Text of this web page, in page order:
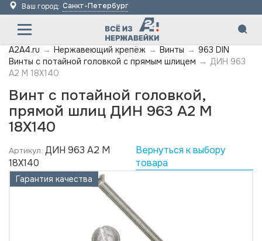
Ваш город: Санкт-Петербург
A2A4.ru → Нержавеющий крепёж → Винты → 963 DIN
Винты с потайной головкой с прямым шлицем → ДИН 963
А2 M 18X140
Винт с потайной головкой,
прямой шлиц ДИН 963 А2 M
18X140
Артикул: ДИН 963 А2 M
18X140
Вернуться к выбору
товара
Гарантия качества